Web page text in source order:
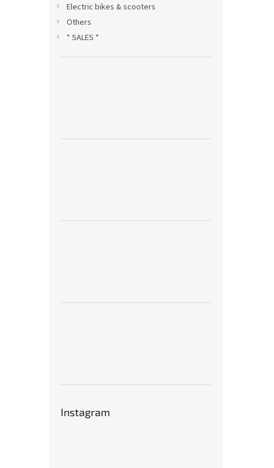
Electric bikes & scooters
Others
* SALES *
Instagram